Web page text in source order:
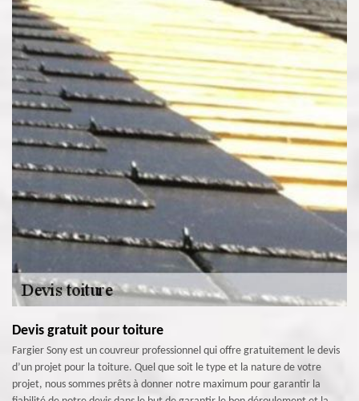
Devis gratuit pour toiture
Fargier Sony est un couvreur professionnel qui offre gratuitement le devis
d’un projet pour la toiture. Quel que soit le type et la nature de votre
projet, nous sommes prêts à donner notre maximum pour garantir la